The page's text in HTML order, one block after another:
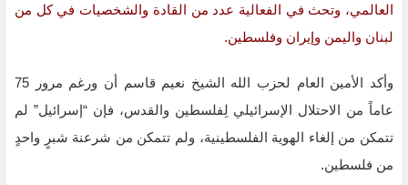
العالمي، وتحث في الفعالية عدد من القادة والشخصيات في كل من
لبنان واليمن وإيران وفلسطين.
وأكد الأمين العام لحزب الله الشيخ نعيم قاسم أن ورغم مرور 75
عاماً من الاحتلال الإسرائيلي لِفلسطين والقدس، فإن “إسرائيل” لم
تتمكن من إلغاء الهوية ‌‏الفلسطينية، ولم تتمكن من شرعنة شبرٍ واحدٍ
من فلسطين.